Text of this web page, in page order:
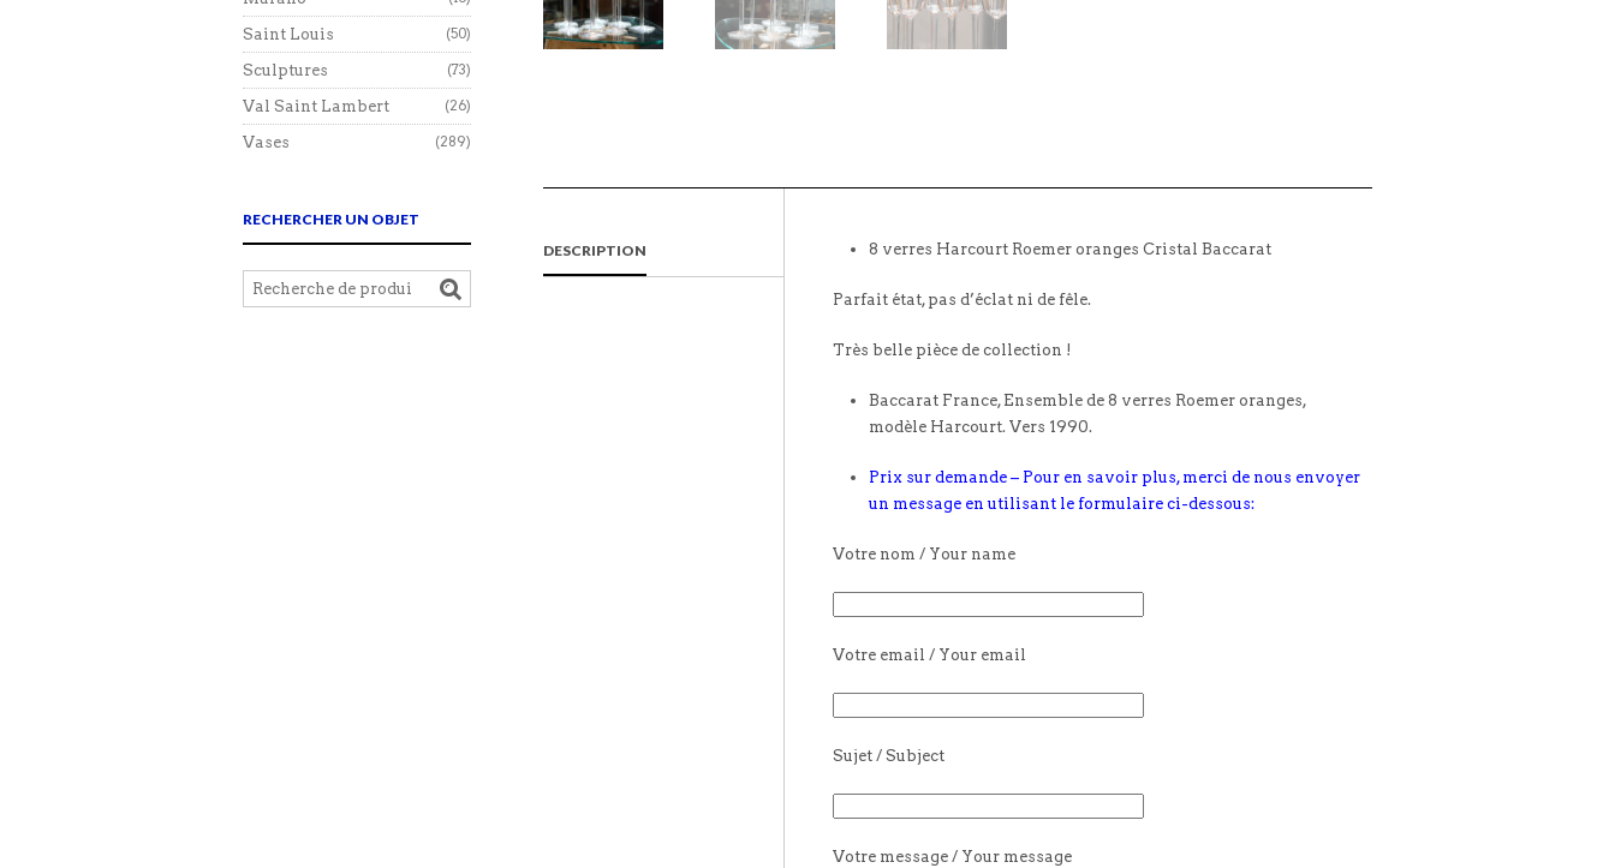
DESCRIPTION 8 verres Harcourt Roemer oranges Cristal Baccarat
Parfait état, pas d’éclat ni de fêle.
Très belle pièce de collection !
Baccarat France, Ensemble de 8 verres Roemer oranges,
modèle Harcourt. Vers 1990.
Prix sur demande – Pour en savoir plus, merci de nous envoyer
un message en utilisant le formulaire ci-dessous:
Votre nom / Your name
Votre email / Your email
Sujet / Subject
Votre message / Your message
Saint Louis (50)
Sculptures (73)
Val Saint Lambert (26)
Vases (289)
RECHERCHER UN OBJET